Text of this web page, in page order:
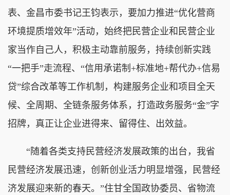
表、金昌市委书记王钧表示，要加力推进“优化营商
环境提质增效年”活动，始终把民营企业和民营企业
家当作自己人，积极主动靠前服务，持续创新实践
“一把手”走流程、“信用承诺制+标准地+帮代办+信易
贷”综合改革等工作机制，构建服务企业和项目全天
候、全周期、全链条服务体系，打造政务服务“金”字
招牌，真正让企业进得来、留得住、出效益。
“随着各类支持民营经济发展政策的出台，我省
民营经济发展迅速，创新创业活力明显增强，民营经
济发展迎来新的春天。”住甘全国政协委员、省物流